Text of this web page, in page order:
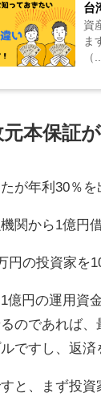
台
資
ま
（...
元本保証
が年利30％
関から1億円
円の投資家を
億円の運用資
のであれば
ですし、返済
と、まず投資